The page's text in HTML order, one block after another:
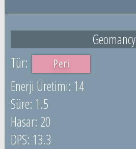
Geomancy
Peri
14
1.5
20
13.3